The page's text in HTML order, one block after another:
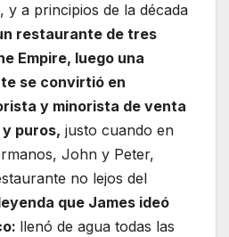
y a principios de la década
restaurante de tres
Empire, luego una
se convirtió en
y minorista de venta
puros, justo cuando en
John y Peter,
no lejos del
que James ideó
llenó de agua todas las